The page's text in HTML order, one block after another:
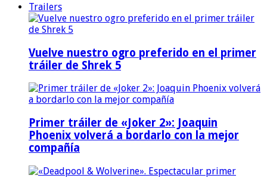
Trailers
Vuelve nuestro ogro preferido en el primer
tráiler de Shrek 5
Primer tráiler de «Joker 2»: Joaquin
Phoenix volverá a bordarlo con la mejor
compañía